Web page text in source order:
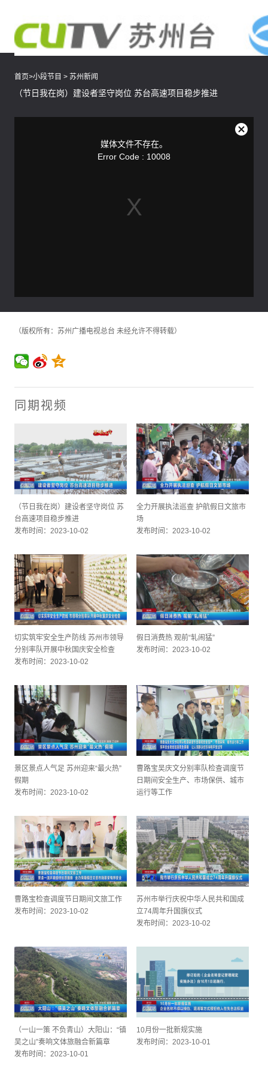
首页>小段节目 > 苏州新闻
（节日我在岗）建设者坚守岗位 苏台高速项目稳步推进
媒体文件不存在。
Error Code : 10008
关
（版权所有：苏州广播电视总台 未经允许不得转载）
同期视频
（节日我在岗）建设者坚守岗位 苏
台高速项目稳步推进
发布时间：2023-10-02
全力开展执法巡查 护航假日文旅市
场
发布时间：2023-10-02
切实筑牢安全生产防线 苏州市领导
分别率队开展中秋国庆安全检查
发布时间：2023-10-02
假日消费热 观前“轧闹猛”
发布时间：2023-10-02
景区景点人气足 苏州迎来“最火热”
假期
发布时间：2023-10-02
曹路宝吴庆文分别率队检查调度节
日期间安全生产、市场保供、城市
运行等工作
曹路宝检查调度节日期间文旅工作
发布时间：2023-10-02
苏州市举行庆祝中华人民共和国成
立74周年升国旗仪式
发布时间：2023-10-02
（一山一策 不负青山）大阳山：“镇
吴之山”奏响文体旅融合新篇章
发布时间：2023-10-01
10月份一批新规实施
发布时间：2023-10-01